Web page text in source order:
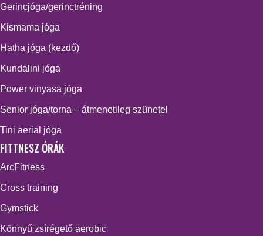
Gerincjóga/gerinctréning
Kismama jóga
Hatha jóga (kezdő)
Kundalini jóga
Power vinyasa jóga
Senior jóga/torna – átmenetileg szünetel
Tini aerial jóga
FITTNESZ ÓRÁK
ArcFitness
Cross training
Gymstick
Könnyű zsírégető aerobic